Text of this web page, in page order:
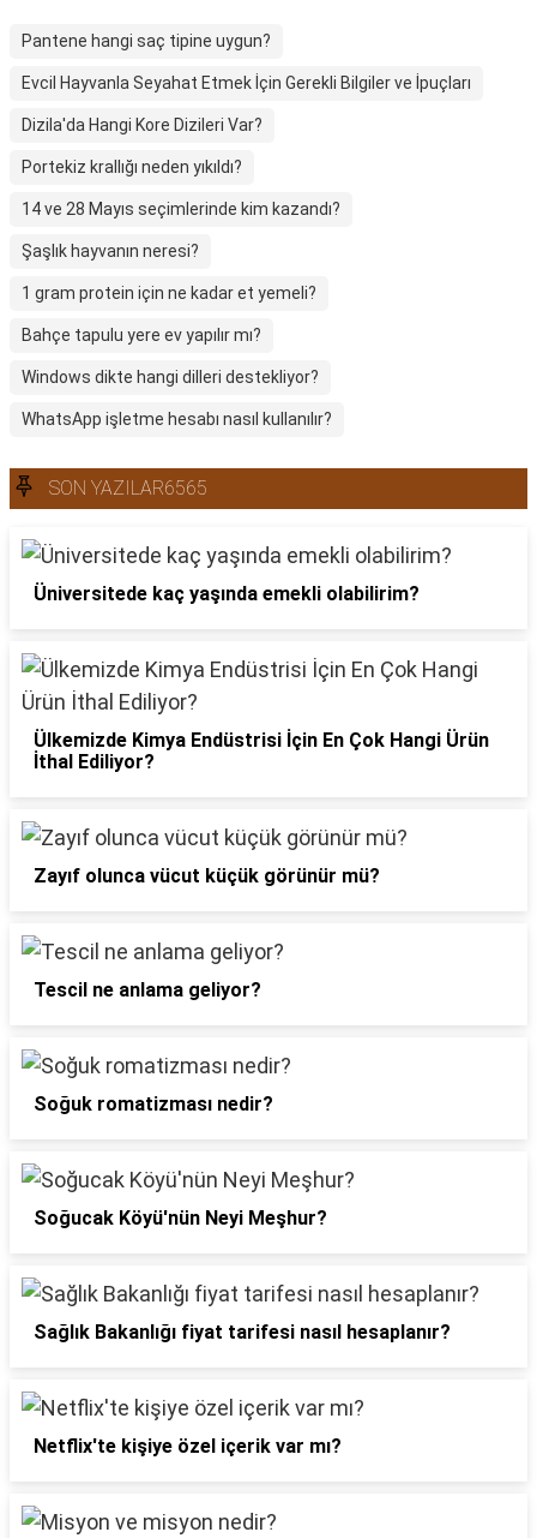
Pantene hangi saç tipine uygun?
Evcil Hayvanla Seyahat Etmek İçin Gerekli Bilgiler ve İpuçları
Dizila'da Hangi Kore Dizileri Var?
Portekiz krallığı neden yıkıldı?
14 ve 28 Mayıs seçimlerinde kim kazandı?
Şaşlık hayvanın neresi?
1 gram protein için ne kadar et yemeli?
Bahçe tapulu yere ev yapılır mı?
Windows dikte hangi dilleri destekliyor?
WhatsApp işletme hesabı nasıl kullanılır?
SON YAZILAR6565
Üniversitede kaç yaşında emekli olabilirim?
Ülkemizde Kimya Endüstrisi İçin En Çok Hangi Ürün
İthal Ediliyor?
Zayıf olunca vücut küçük görünür mü?
Tescil ne anlama geliyor?
Soğuk romatizması nedir?
Soğucak Köyü'nün Neyi Meşhur?
Sağlık Bakanlığı fiyat tarifesi nasıl hesaplanır?
Netflix'te kişiye özel içerik var mı?